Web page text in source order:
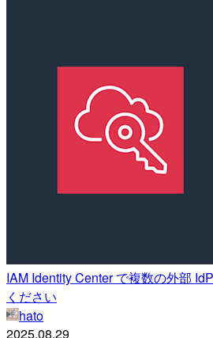
IAM Identity Center で複数の外部
ください
hato
2025.08.29